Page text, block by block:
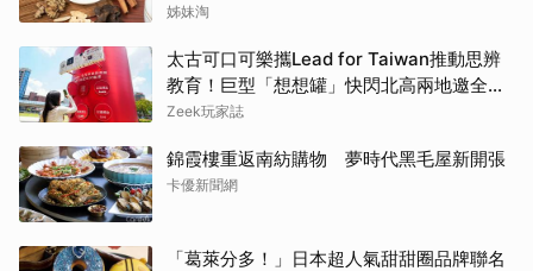
姊妹淘
太古可口可樂攜Lead for Taiwan推動思辨
教育！巨型「想想罐」快閃北高兩地邀全民
挑戰「打破慣性」
Zeek玩家誌
錦霞樓重返南紡購物 夢時代黑毛屋新開張
卡優新聞網
「葛萊分多！」日本超人氣甜甜圈品牌聯名